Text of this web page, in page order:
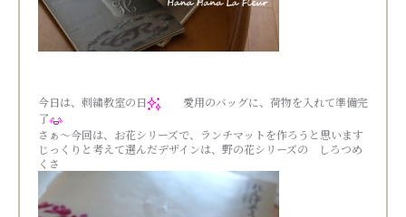
今日は、刺繍教室の日
愛用のバッグに、荷物を入れて準備完
了
さぁ～今回は、お花シリーズで、ランチマットを作ろうと思います
じっくりと考えて選んだデザインは、野の花シリーズの しろつめ
くさ